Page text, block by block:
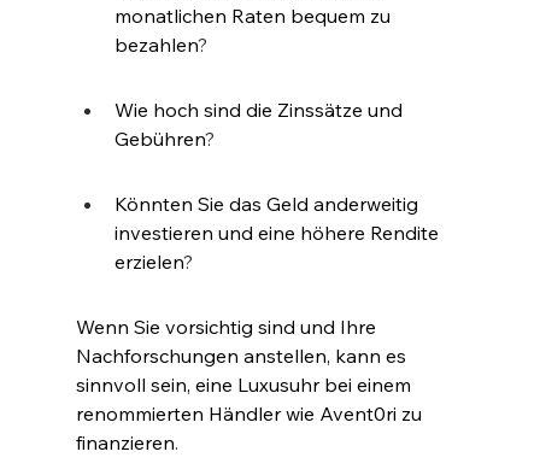
monatlichen Raten bequem zu
bezahlen?
Wie hoch sind die Zinssätze und
Gebühren?
Könnten Sie das Geld anderweitig
investieren und eine höhere Rendite
erzielen?
Wenn Sie vorsichtig sind und Ihre
Nachforschungen anstellen, kann es
sinnvoll sein, eine Luxusuhr bei einem
renommierten Händler wie Avent0ri zu
finanzieren.